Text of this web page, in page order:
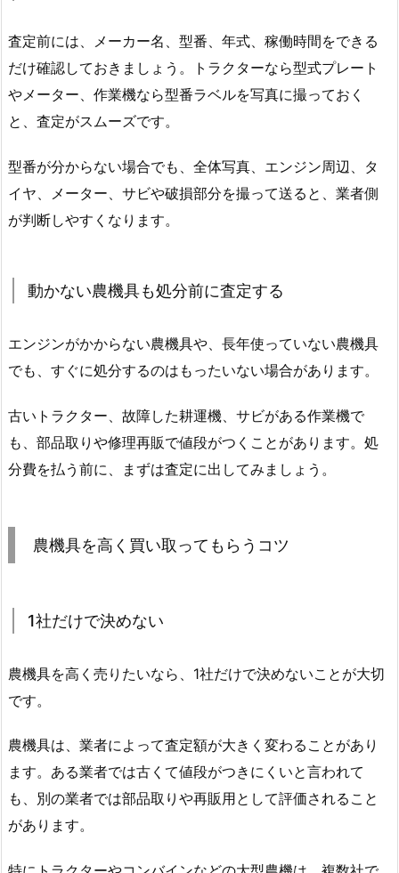
査定前には、メーカー名、型番、年式、稼働時間をできる
だけ確認しておきましょう。トラクターなら型式プレート
やメーター、作業機なら型番ラベルを写真に撮っておく
と、査定がスムーズです。
型番が分からない場合でも、全体写真、エンジン周辺、タ
イヤ、メーター、サビや破損部分を撮って送ると、業者側
が判断しやすくなります。
動かない農機具も処分前に査定する
エンジンがかからない農機具や、長年使っていない農機具
でも、すぐに処分するのはもったいない場合があります。
古いトラクター、故障した耕運機、サビがある作業機で
も、部品取りや修理再販で値段がつくことがあります。処
分費を払う前に、まずは査定に出してみましょう。
農機具を高く買い取ってもらうコツ
1社だけで決めない
農機具を高く売りたいなら、1社だけで決めないことが大切
です。
農機具は、業者によって査定額が大きく変わることがあり
ます。ある業者では古くて値段がつきにくいと言われて
も、別の業者では部品取りや再販用として評価されること
があります。